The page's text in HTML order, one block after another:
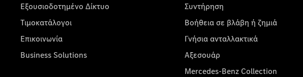
Εξουσιοδοτημένο Δίκτυο
Τιμοκατάλογοι
Επικοινωνία
Business Solutions
Συντήρηση
Βοήθεια σε βλάβη ή ζημιά
Γνήσια ανταλλακτικά
Αξεσουάρ
Mercedes-Benz Collection